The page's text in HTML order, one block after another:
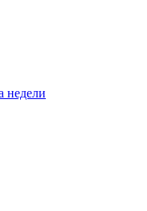
недели